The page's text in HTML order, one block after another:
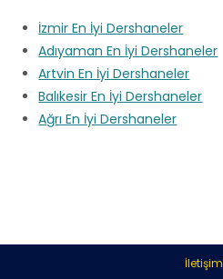
İzmir En İyi Dershaneler
Adıyaman En İyi Dershaneler
Artvin En İyi Dershaneler
Balıkesir En İyi Dershaneler
Ağrı En İyi Dershaneler
İletişim